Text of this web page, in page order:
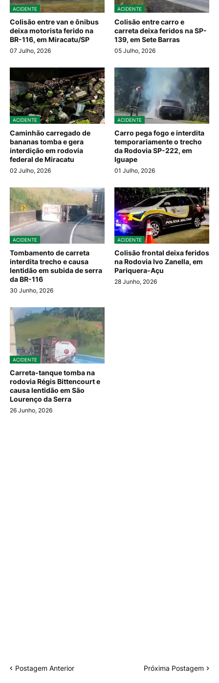
ACIDENTE
Colisão entre van e ônibus
deixa motorista ferido na
BR-116, em Miracatu/SP
07 Julho, 2026
ACIDENTE
Colisão entre carro e
carreta deixa feridos na SP-
139, em Sete Barras
05 Julho, 2026
ACIDENTE
Caminhão carregado de
bananas tomba e gera
interdição em rodovia
federal de Miracatu
02 Julho, 2026
ACIDENTE
Carro pega fogo e interdita
temporariamente o trecho
da Rodovia SP-222, em
Iguape
01 Julho, 2026
ACIDENTE
Tombamento de carreta
interdita trecho e causa
lentidão em subida de serra
da BR-116
30 Junho, 2026
ACIDENTE
Colisão frontal deixa feridos
na Rodovia Ivo Zanella, em
Pariquera-Açu
28 Junho, 2026
ACIDENTE
Carreta-tanque tomba na
rodovia Régis Bittencourt e
causa lentidão em São
Lourenço da Serra
26 Junho, 2026
Postagem Anterior Próxima Postagem